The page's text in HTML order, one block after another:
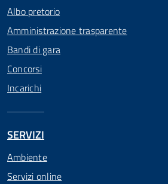
Albo pretorio
Amministrazione trasparente
Bandi di gara
Concorsi
Incarichi
SERVIZI
Ambiente
Servizi online